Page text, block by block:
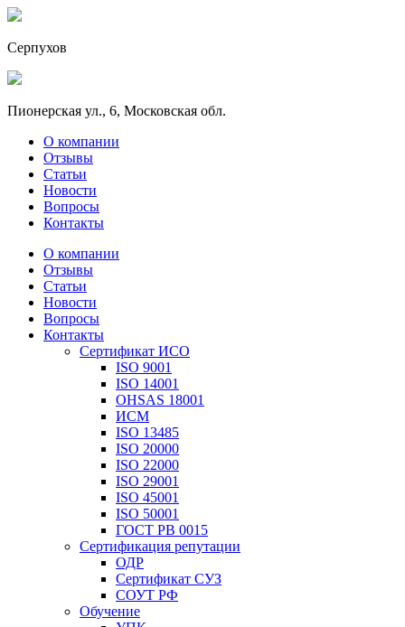
Серпухов
Пионерская ул., 6, Московская обл.
О компании
Отзывы
Статьи
Новости
Вопросы
Контакты
О компании
Отзывы
Статьи
Новости
Вопросы
Контакты
Сертификат ИСО
ISO 9001
ISO 14001
OHSAS 18001
ИСМ
ISO 13485
ISO 20000
ISO 22000
ISO 29001
ISO 45001
ISO 50001
ГОСТ РВ 0015
Сертификация репутации
ОДР
Сертификат СУЗ
СОУТ РФ
Обучение